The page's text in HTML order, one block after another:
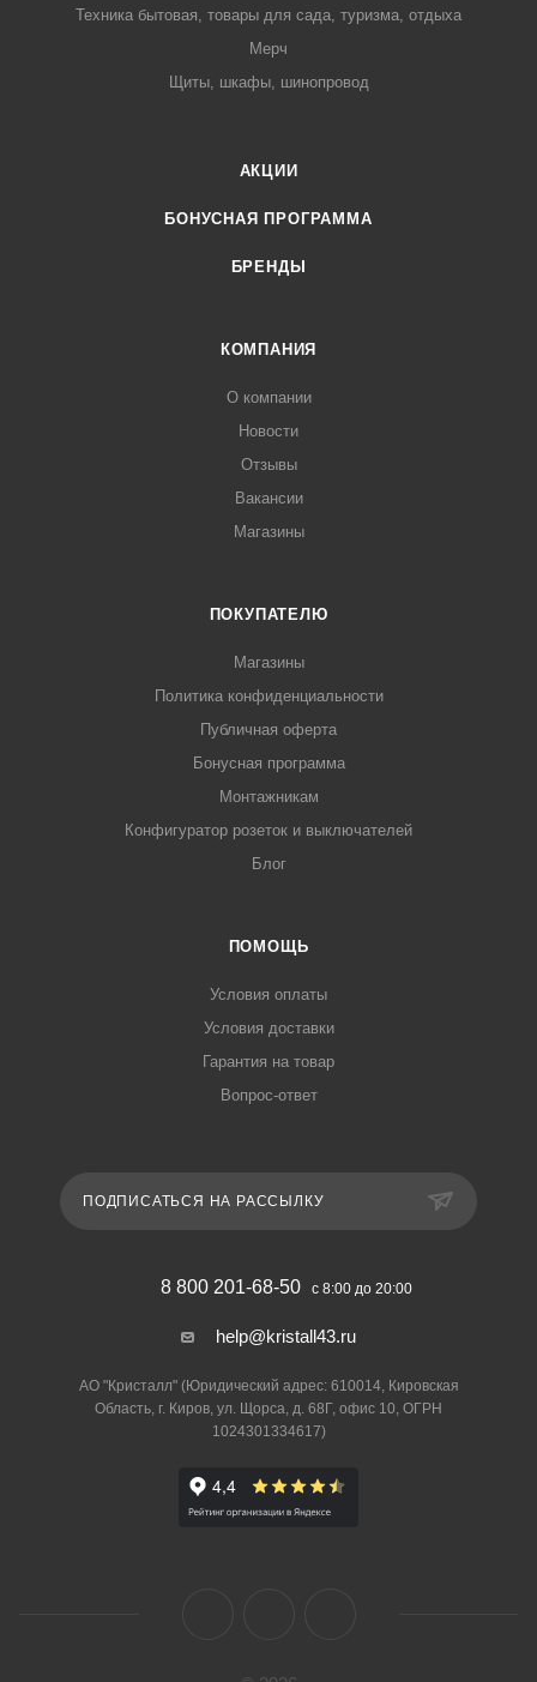
Техника бытовая, товары для сада, туризма, отдыха
Мерч
Щиты, шкафы, шинопровод
АКЦИИ
БОНУСНАЯ ПРОГРАММА
БРЕНДЫ
КОМПАНИЯ
О компании
Новости
Отзывы
Вакансии
Магазины
ПОКУПАТЕЛЮ
Магазины
Политика конфиденциальности
Публичная оферта
Бонусная программа
Монтажникам
Конфигуратор розеток и выключателей
Блог
ПОМОЩЬ
Условия оплаты
Условия доставки
Гарантия на товар
Вопрос-ответ
ПОДПИСАТЬСЯ НА РАССЫЛКУ
8 800 201-68-50 с 8:00 до 20:00
help@kristall43.ru
АО "Кристалл" (Юридический адрес: 610014, Кировская
Область, г. Киров, ул. Щорса, д. 68Г, офис 10, ОГРН
1024301334617)